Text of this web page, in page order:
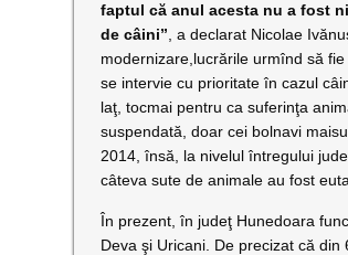
faptul că anul acesta nu a fost
de câini” , a declarat Nicolae
modernizare,lucrările urmînd să
se intervie cu prioritate în cazul
laţ, tocmai pentru ca suferinţa
suspendată, doar cei bolnavi
2014, însă, la nivelul întregului
câteva sute de animale au fost
În prezent, în judeţ Hunedoara
Deva şi Uricani. De precizat că